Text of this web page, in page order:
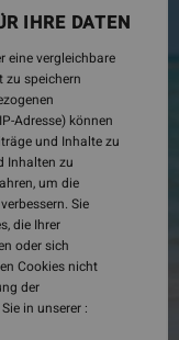
IHRE DATEN
eine vergleichbare
zu speichern
Adresse) können
und Inhalte zu
Inhalten zu
um die
Sie
die Ihrer
oder sich
Cookies nicht
der
in unserer :